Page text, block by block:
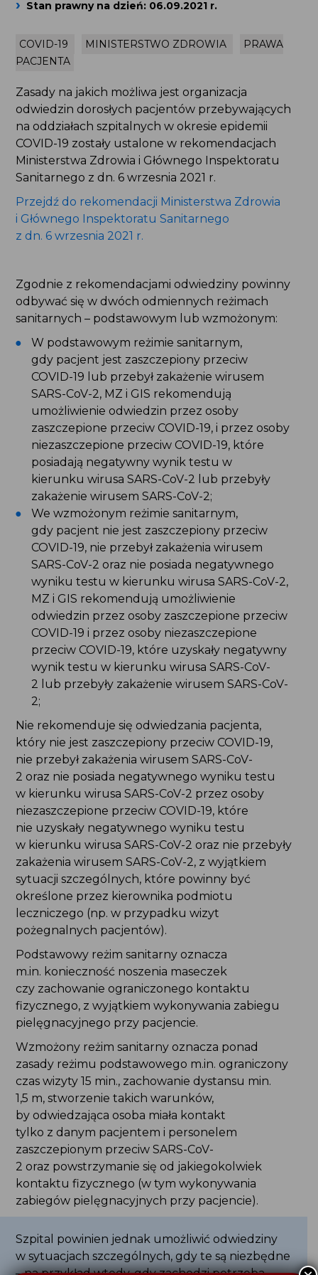
Stan prawny na dzień: 06.09.2021 r.
COVID-19 MINISTERSTWO ZDROWIA
PRAWA
PACJENTA
Zasady na jakich możliwa jest organizacja
odwiedzin dorosłych pacjentów przebywających
na oddziałach szpitalnych w okresie epidemii
COVID-19 zostały ustalone w rekomendacjach
Ministerstwa Zdrowia i Głównego Inspektoratu
Sanitarnego z dn. 6 wrzesnia 2021 r.
Przejdź do rekomendacji Ministerstwa Zdrowia
i Głównego Inspektoratu Sanitarnego
z dn. 6 wrzesnia 2021 r.
Zgodnie z rekomendacjami odwiedziny powinny
odbywać się w dwóch odmiennych reżimach
sanitarnych – podstawowym lub wzmożonym:
W podstawowym reżimie sanitarnym,
gdy pacjent jest zaszczepiony przeciw
COVID-19 lub przebył zakażenie wirusem
SARS-CoV-2, MZ i GIS rekomendują
umożliwienie odwiedzin przez osoby
zaszczepione przeciw COVID-19, i przez osoby
niezaszczepione przeciw COVID-19, które
posiadają negatywny wynik testu w
kierunku wirusa SARS-CoV-2 lub przebyły
zakażenie wirusem SARS-CoV-2;
We wzmożonym reżimie sanitarnym,
gdy pacjent nie jest zaszczepiony przeciw
COVID-19, nie przebył zakażenia wirusem
SARS-CoV-2 oraz nie posiada negatywnego
wyniku testu w kierunku wirusa SARS-CoV-2,
MZ i GIS rekomendują umożliwienie
odwiedzin przez osoby zaszczepione przeciw
COVID-19 i przez osoby niezaszczepione
przeciw COVID-19, które uzyskały negatywny
wynik testu w kierunku wirusa SARS-CoV-
2 lub przebyły zakażenie wirusem SARS-CoV-
2;
Nie rekomenduje się odwiedzania pacjenta,
który nie jest zaszczepiony przeciw COVID-19,
nie przebył zakażenia wirusem SARS-CoV-
2 oraz nie posiada negatywnego wyniku testu
w kierunku wirusa SARS-CoV-2 przez osoby
niezaszczepione przeciw COVID-19, które
nie uzyskały negatywnego wyniku testu
w kierunku wirusa SARS-CoV-2 oraz nie przebyły
zakażenia wirusem SARS-CoV-2, z wyjątkiem
sytuacji szczególnych, które powinny być
określone przez kierownika podmiotu
leczniczego (np. w przypadku wizyt
pożegnalnych pacjentów).
Podstawowy reżim sanitarny oznacza
m.in. konieczność noszenia maseczek
czy zachowanie ograniczonego kontaktu
fizycznego, z wyjątkiem wykonywania zabiegu
pielęgnacyjnego przy pacjencie.
Wzmożony reżim sanitarny oznacza ponad
zasady reżimu podstawowego m.in. ograniczony
czas wizyty 15 min., zachowanie dystansu min.
1,5 m, stworzenie takich warunków,
by odwiedzająca osoba miała kontakt
tylko z danym pacjentem i personelem
zaszczepionym przeciw SARS-CoV-
2 oraz powstrzymanie się od jakiegokolwiek
kontaktu fizycznego (w tym wykonywania
zabiegów pielęgnacyjnych przy pacjencie).
Szpital powinien jednak umożliwić odwiedziny
w sytuacjach szczególnych, gdy te są niezbędne